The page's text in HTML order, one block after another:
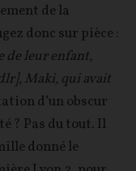
de la
donc sur pièce :
de leur enfant,
Maki, qui avait
d’un obscur
? Pas du tout. Il
donné le